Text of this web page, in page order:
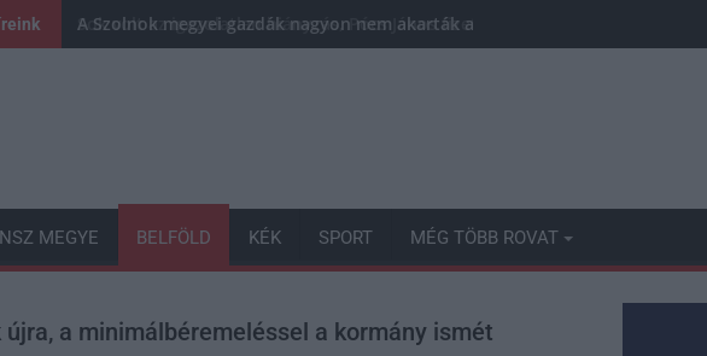
A Szolnok megyei gazdák nagyon nem akarták a JÉGER további üzemeltetését
MEGYE BELFÖLD KÉK SPORT MÉG TÖBB ROVAT
a minimálbéremeléssel a kormány ismét